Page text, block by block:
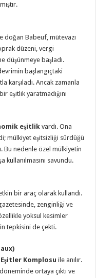
doğan Babeuf, mütevazı
düzeni, vergi
düşünmeye başladı.
başlangıçtaki
karşıladı. Ancak zamanla
eşitlik yaratmadığını
eşitlik vardı. Ona
mülkiyet eşitsizliği sürdüğü
Bu nedenle özel mülkiyetin
kullanılmasını savundu.
bir araç olarak kullandı.
zenginliği ve
yoksul kesimler
tepkisini de çekti.
Eşitler Komplosu ile anılır.
ortaya çıktı ve